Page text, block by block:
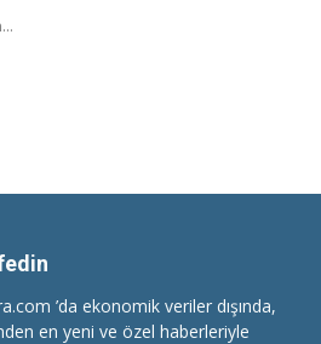
’da ekonomik veriler dışında,
en yeni ve özel haberleriyle